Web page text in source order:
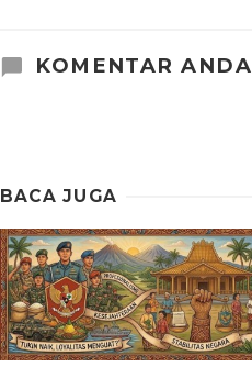
KOMENTAR ANDA
BACA JUGA